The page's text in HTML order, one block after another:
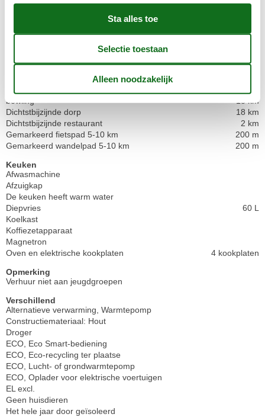
Elektrische artikelen
Smart TV
Activiteitencentrum
18 km
Afstand naar het dichtstbijzijnde water/bad
Afstand tot winkels
800 m
bowling
18 km
Dichtstbijzijnde dorp
18 km
Dichtstbijzijnde restaurant
2 km
Gemarkeerd fietspad 5-10 km
200 m
Gemarkeerd wandelpad 5-10 km
200 m
Keuken
Afwasmachine
Afzuigkap
De keuken heeft warm water
Diepvries
60 L
Koelkast
Koffiezetapparaat
Magnetron
Oven en elektrische kookplaten
4 kookplaten
Opmerking
Verhuur niet aan jeugdgroepen
Verschillend
Alternatieve verwarming, Warmtepomp
Constructiemateriaal: Hout
Droger
ECO, Eco Smart-bediening
ECO, Eco-recycling ter plaatse
ECO, Lucht- of grondwarmtepomp
ECO, Oplader voor elektrische voertuigen
EL excl.
Geen huisdieren
Het hele jaar door geïsoleerd